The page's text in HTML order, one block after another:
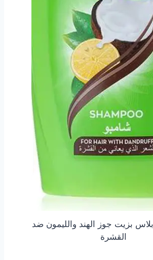
بزيت جوز الهند والليمون ضد
القشرة